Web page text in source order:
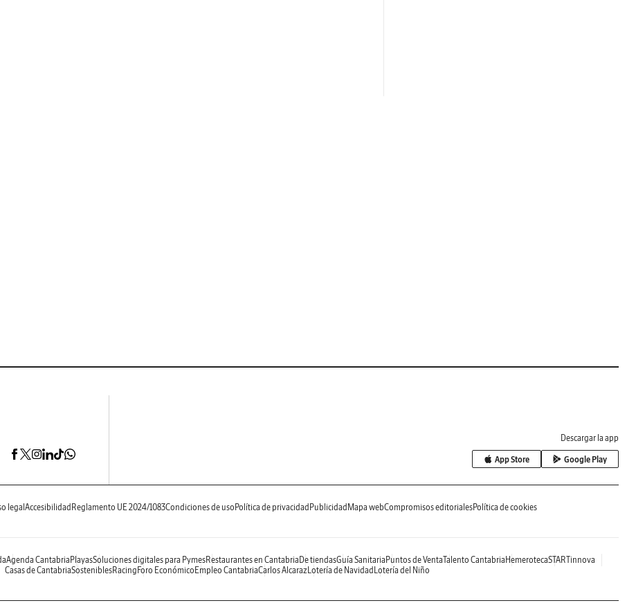
Descargar la app
App Store Google Play
legal Accesibilidad Reglamento UE 2024/1083Condiciones de uso Política de privacidad Publicidad Mapa webCompromisos editorialesPolítica de cookies
Agenda Cantabria PlayasSoluciones digitales para PymesRestaurantes en Cantabria De tiendasGuía Sanitaria Puntos de VentaTalento Cantabria HemerotecaSTARTinnova
Casas de CantabriaSosteniblesRacing Foro Económico Empleo CantabriaCarlos AlcarazLotería de Navidad Lotería del Niño